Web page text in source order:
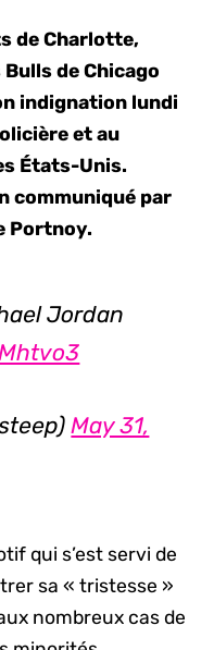
de Charlotte,
de Chicago
indignation lundi
et au
États-Unis.
communiqué par
Portnoy.
Jordan
May 31,
qui s’est servi de
sa « tristesse »
nombreux cas de